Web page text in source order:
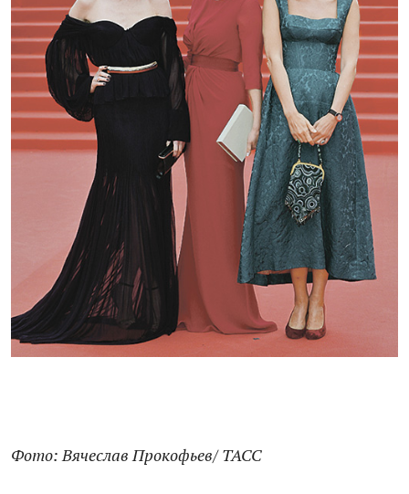
Фото: Вячеслав Прокофьев/ ТАСС